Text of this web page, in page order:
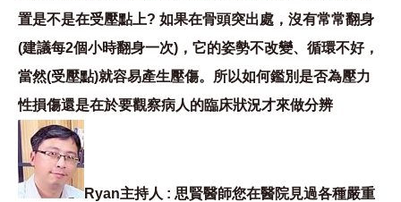
置是不是在受壓點上? 如果在骨頭突出處，沒有常常翻身
(建議每2個小時翻身一次)，它的姿勢不改變、循環不好，
當然(受壓點)就容易產生壓傷。所以如何鑑別是否為壓力
性損傷還是在於要觀察病人的臨床狀況才來做分辨
Ryan主持人 : 思賢醫師您在醫院見過各種嚴重